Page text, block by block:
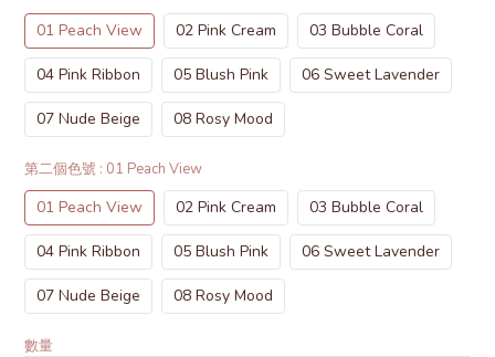
01 Peach View 02 Pink Cream 03 Bubble Coral
04 Pink Ribbon 05 Blush Pink 06 Sweet Lavender
07 Nude Beige 08 Rosy Mood
第二個色號 : 01 Peach View
01 Peach View 02 Pink Cream 03 Bubble Coral
04 Pink Ribbon 05 Blush Pink 06 Sweet Lavender
07 Nude Beige 08 Rosy Mood
數量